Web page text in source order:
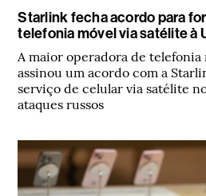
Starlink fecha acordo para
telefonia móvel via satélite à
A maior operadora de telefonia
assinou um acordo com a
serviço de celular via satélite
ataques russos